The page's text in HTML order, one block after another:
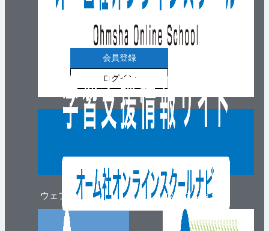
ウェブマガジン
会員登録
ログイン
ウェブショップ